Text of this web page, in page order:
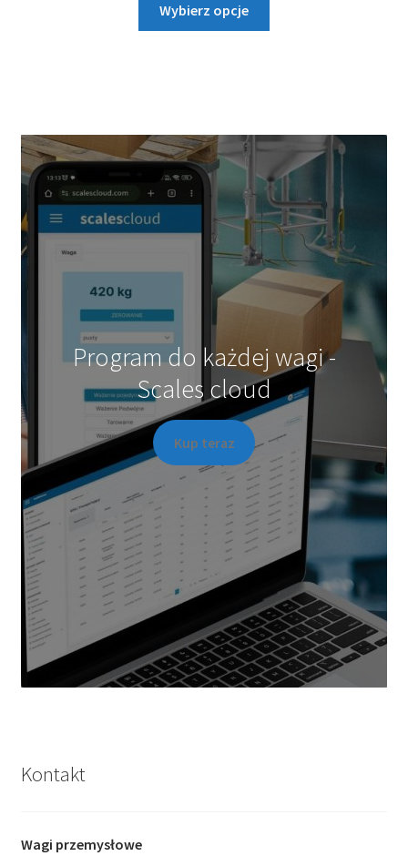
Wybierz opcje
można
wybrać
na
stronie
produktu
Program do każdej wagi -
Scales cloud
Kup teraz
Kontakt
Wagi przemysłowe